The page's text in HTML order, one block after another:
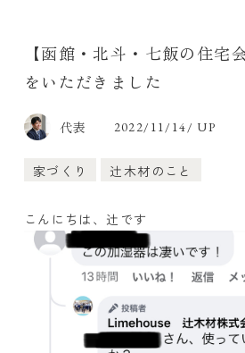
【函館・北斗・七飯の住宅
をいただきました
代表 2022/11/14/ UP
家づくり 辻木材のこと
こんにちは、辻です